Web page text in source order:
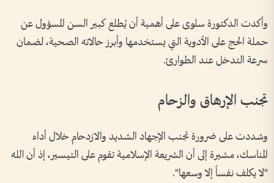
وأكدت الدكتورة سلوى على أهمية أن يُطلع كبير السن المسؤول عن
حملة الحج على الأدوية التي يستخدمها وأبرز حالاته الصحية، لضمان
سرعة التدخل عند الطوارئ.
تجنب الإرهاق والزحام
وشددت على ضرورة تجنب الإجهاد الشديد والازدحام خلال أداء
المناسك، مشيرة إلى أن الشريعة الإسلامية تقوم على التيسير، إذ أن الله
"لا يكلف نفساً إلا وسعها".